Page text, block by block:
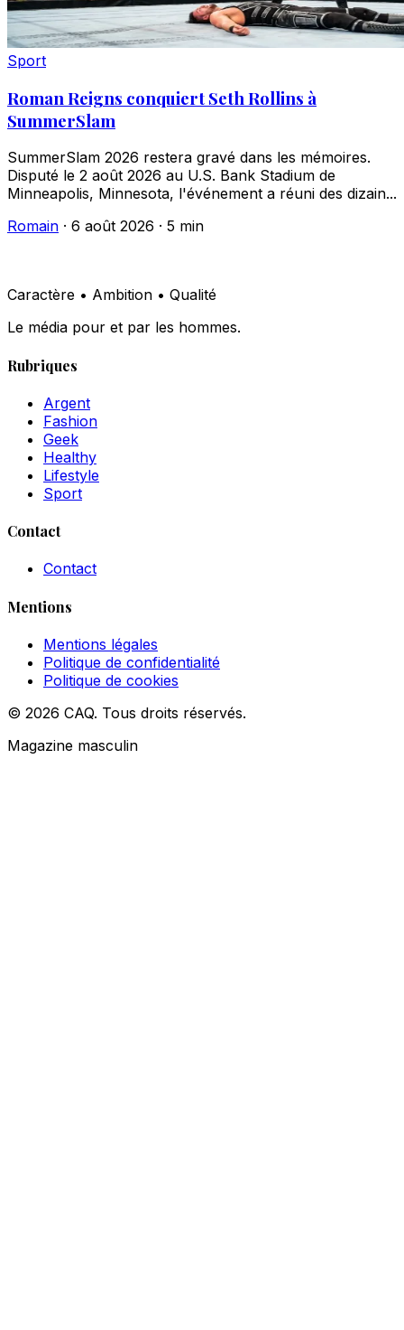
Sport
Roman Reigns conquiert Seth Rollins à
SummerSlam
SummerSlam 2026 restera gravé dans les mémoires.
Disputé le 2 août 2026 au U.S. Bank Stadium de
Minneapolis, Minnesota, l'événement a réuni des dizain...
Romain · 6 août 2026 · 5 min
Caractère • Ambition • Qualité
Le média pour et par les hommes.
Rubriques
Argent
Fashion
Geek
Healthy
Lifestyle
Sport
Contact
Contact
Mentions
Mentions légales
Politique de confidentialité
Politique de cookies
© 2026 CAQ. Tous droits réservés.
Magazine masculin